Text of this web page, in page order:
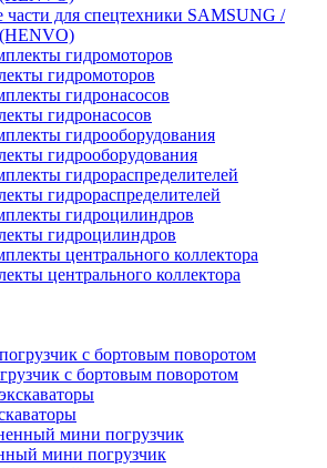
части для спецтехники SAMSUNG /
гидромоторов
гидронасосов
гидрооборудования
гидрораспределителей
гидроцилиндров
центрального коллектора
с бортовым поворотом
мини погрузчик